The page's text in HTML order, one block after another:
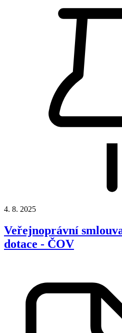
4. 8. 2025
Veřejnoprávní
dotace - ČOV